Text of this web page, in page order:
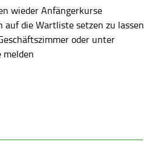
wieder Anfängerkurse
auf die Wartliste setzen zu lassen
oder unter
melden